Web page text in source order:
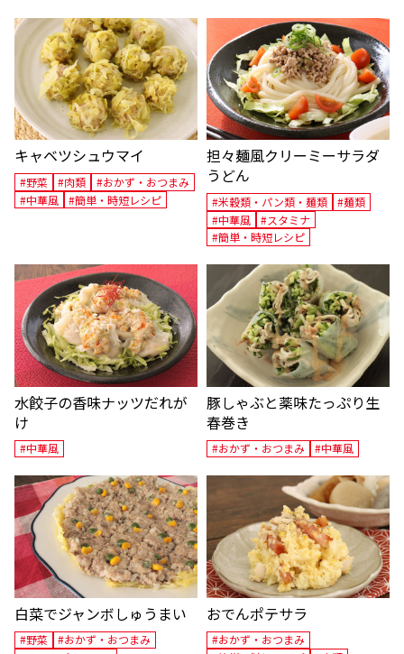
キャベツシュウマイ
#野菜 #肉類
#おかず・おつまみ
#中華風
#簡単・時短レシピ
担々麺風クリーミーサラダ
うどん
#米穀類・パン類・麺類
#麺類
#中華風
#スタミナ
#簡単・時短レシピ
水餃子の香味ナッツだれが
け
#中華風
豚しゃぶと薬味たっぷり生
春巻き
#おかず・おつまみ #中華風
白菜でジャンボしゅうまい
#野菜
#おかず・おつまみ
おでんポテサラ
#おかず・おつまみ